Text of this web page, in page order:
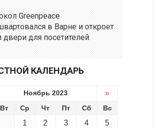
Greenpeace
в Варне и откроет
двери для посетителей
КАЛЕНДАРЬ
Ноябрь 2023 »
Вт Ср Чт Пт Сб Вс
1 2 3 4 5